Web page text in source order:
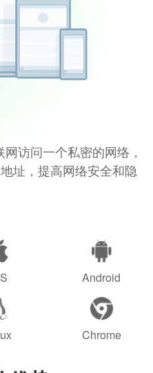
访问一个私密的网络，
址，提高网络安全和隐
Android
Chrome